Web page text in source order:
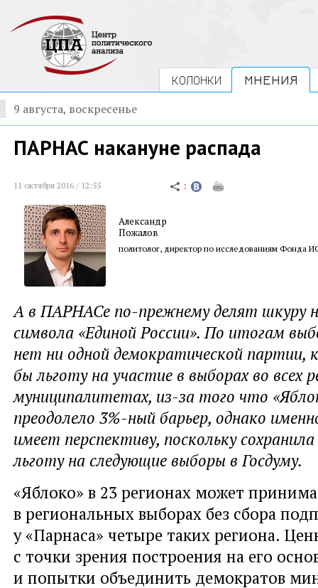
КОЛОНКИ МНЕНИЯ
9 августа, воскресенье
ПАРНАС накануне распада
11 октября 2016 / 12:55
Александр
Пожалов
политолог, директор по исследованиям Фонда
А в ПАРНАСе по-прежнему делят шкуру
символа «Единой России». По итогам
нет ни одной демократической партии,
бы льготу на участие в выборах во всех
муниципалитетах, из-за того что
преодолело 3%-ный барьер, однако
имеет перспективу, поскольку
льготу на следующие выборы в Госдуму.
«Яблоко» в 23 регионах может
в региональных выборах без сбора
у «Парнаса» четыре таких региона.
с точки зрения построения на его
и попытки объединить демократов